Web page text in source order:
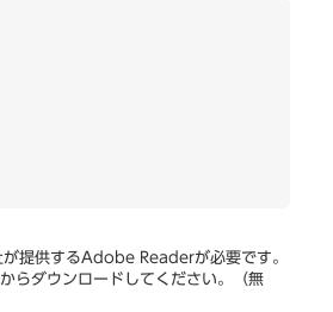
提供するAdobe Readerが必要です。
らダウンロードしてください。（無